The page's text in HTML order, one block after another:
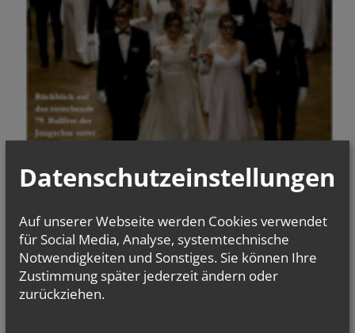
letzte Ausgabe
Datenschutzeinstellungen
Auf unserer Webseite werden Cookies verwendet
für Social Media, Analyse, systemtechnische
Notwendigkeiten und Sonstiges. Sie können Ihre
Zustimmung später jederzeit ändern oder
zurückziehen.